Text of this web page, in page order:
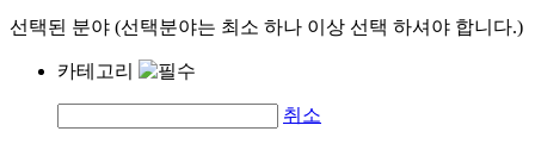
선택된 분야 (선택분야는 최소 하나 이상 선택 하셔야 합니다.)
카테고리
취소